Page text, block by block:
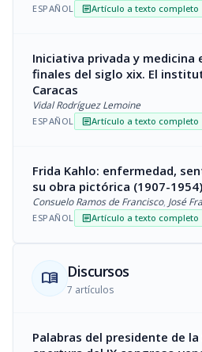
ESPAÑOL articleArtículo a texto completo
Iniciativa privada y medicina
finales del siglo xix. El
Caracas
Vidal Rodríguez Lemoine
ESPAÑOL articleArtículo a texto completo
Frida Kahlo: enfermedad,
su obra pictórica (1907-1954)
Consuelo Ramos de Francisco, José
ESPAÑOL articleArtículo a texto completo
menu_book Discursos
7 artículos
Palabras del presidente de la